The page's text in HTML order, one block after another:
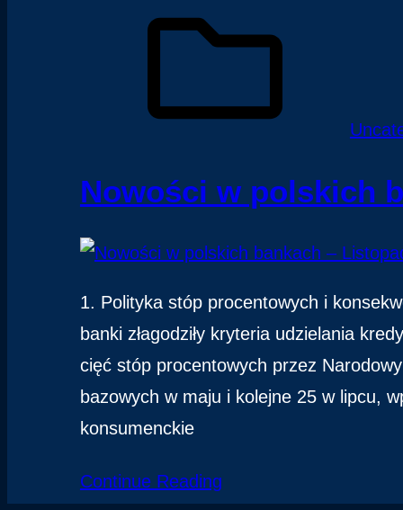
Nowości w polskich
1. Polityka stóp procentowych i
banki złagodziły kryteria udzielania
cięć stóp procentowych przez
bazowych w maju i kolejne 25 w lipcu,
konsumenckie
Continue Reading